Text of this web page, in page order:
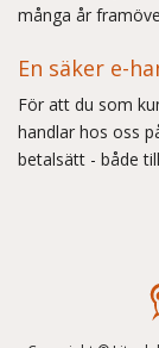
många år
En säker e-
För att du som
handlar hos oss
betalsätt - både